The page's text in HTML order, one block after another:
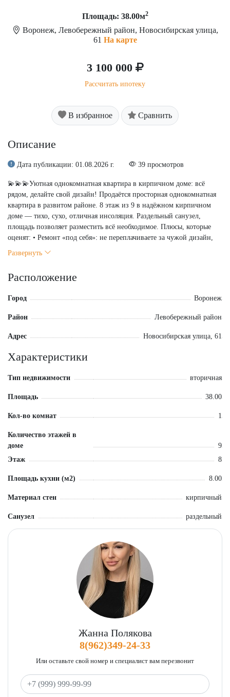
Площадь: 38.00м2
Воронеж, Левобережный район, Новосибирская улица,
61 На карте
3 100 000
Рассчитать ипотеку
В избранное Сравнить
Описание
Дата публикации: 01.08.2026 г. 39 просмотров
💫💫💫Уютная однокомнатная квартира в кирпичном доме: всё
рядом, делайте свой дизайн! Продаётся просторная однокомнатная
квартира в развитом районе. 8 этаж из 9 в надёжном кирпичном
доме — тихо, сухо, отличная инсоляция. Раздельный санузел,
площадь позволяет разместить всё необходимое. Плюсы, которые
оценят: • Ремонт «под себя»: не переплачиваете за чужой дизайн,
остановки в шаговой доступности. • Кирпич и этаж: минимум
пары, инвестора или первого жилья. 📞Звоните, показываем в
Развернуть
Расположение
Город Воронеж
Район Левобережный район
Адрес Новосибирская улица, 61
Характеристики
Тип недвижимости вторичная
Площадь 38.00
Кол-во комнат 1
Количество этажей в
доме
9
Этаж
8
Площадь кухни (м2) 8.00
Материал стен кирпичный
Санузел раздельный
Жанна Полякова
8(962)349-24-33
Или оставьте свой номер и специалист вам перезвонит